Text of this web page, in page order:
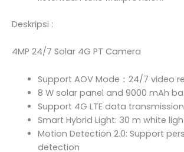
Deskripsi :
4MP 24/7 Solar 4G PT Camera
Support AOV Mode：24/7 video
8 W solar panel and 9000 mAh
Support 4G LTE data transmission
Smart Hybrid Light: 30 m white
Motion Detection 2.0: Support
detection